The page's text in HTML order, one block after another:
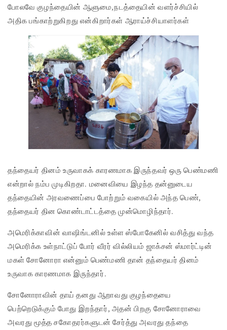
போலவே குழந்­தையின் ஆளுமை,நடத்­தையின் வளர்ச்­சியில்
அதிக பங்­காற்­று­கி­றது என்­கி­றார்கள் ஆராய்ச்­சி­யா­ளர்கள்
தந்தையர் தினம் உருவாகக் காரணமாக இருந்தவர் ஒரு பெண்மணி
என்றால் நம்ப முடிகிறதா. மனைவியை இழந்த தன்னுடைய
தந்தையின் அரவணைப்பை போற்றும் வகையில் அந்த பெண்,
தந்தையர் தின கொண்டாட்டத்தை முன்மொழிந்தார்.
அமெரிக்காவின் வாஷிங்டனில் உள்ள ஸ்போகேனில் வசித்து வந்த
அமெரிக்க உள்நாட்டுப் போர் வீரர் வில்லியம் ஜாக்சன் ஸ்மார்ட்டின்
மகள் சோனோரா என்னும் பெண்மணி தான் தந்தையர் தினம்
உருவாக காரணமாக இருந்தார்.
சோனோராவின் தாய் தனது ஆறாவது குழந்தையை
பெற்றெடுக்கும் போது இறந்தார், அதன் பிறகு சோனோராவை
அவரது மூத்த சகோதரர்களுடன் சேர்த்து அவரது தந்தை